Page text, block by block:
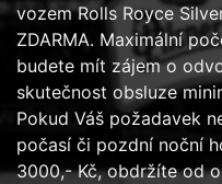
vozem Rolls Royce
ZDARMA. Maximální
budete mít zájem o
skutečnost obsluze
Pokud Váš požadavek
počasí či pozdní noční
3000,- Kč, obdržíte od